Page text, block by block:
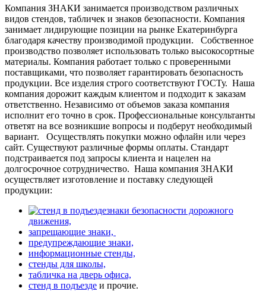
Компания ЗНАКИ занимается производством различных
видов стендов, табличек и знаков безопасности. Компания
занимает лидирующие позиции на рынке Екатеринбурга
благодаря качеству производимой продукции.
Собственное
производство позволяет использовать только высокосортные
материалы. Компания работает только с проверенными
поставщиками, что позволяет гарантировать безопасность
продукции. Все изделия строго соответствуют ГОСТу. Наша
компания дорожит каждым клиентом и подходит к заказам
ответственно. Независимо от объемов заказа компания
исполнит его точно в срок. Профессиональные консультанты
ответят на все возникшие вопросы и подберут необходимый
вариант.
Осуществлять покупки можно офлайн или через
сайт. Существуют различные формы оплаты. Стандарт
подстраивается под запросы клиента и нацелен на
долгосрочное сотрудничество. Наша компания ЗНАКИ
осуществляет изготовление и поставку следующей
продукции:
знаки безопасности дорожного
движения,
запрещающие знаки,
предупреждающие знаки,
информационные стенды,
стенды для школы,
табличка на дверь офиса,
стенд в подъезде и прочие.